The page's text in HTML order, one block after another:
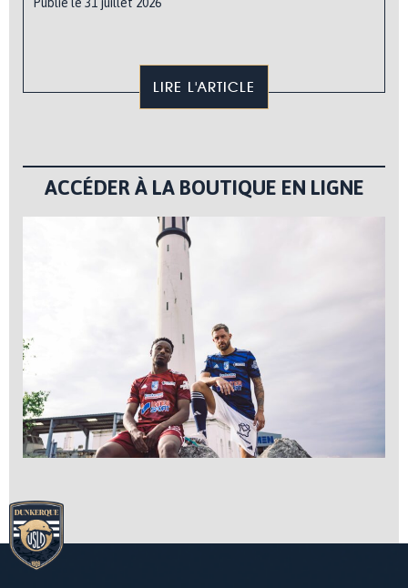
LIRE L'ARTICLE
ACCÉDER À LA BOUTIQUE EN LIGNE